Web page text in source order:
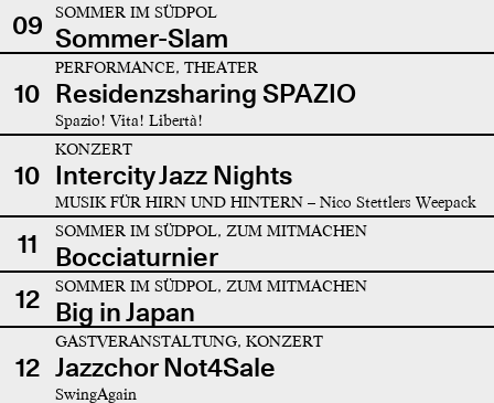
09
SOMMER IM SÜDPOL
Sommer-Slam
10
PERFORMANCE, THEATER
Residenzsharing SPAZIO
Spazio! Vita! Libertà!
10
KONZERT
Intercity Jazz Nights
MUSIK FÜR HIRN UND HINTERN – Nico Stettlers Weepack
11 SOMMER IM SÜDPOL, ZUM MITMACHEN
Bocciaturnier
12
SOMMER IM SÜDPOL, ZUM MITMACHEN
Big in Japan
12
GASTVERANSTALTUNG, KONZERT
Jazzchor Not4Sale
SwingAgain